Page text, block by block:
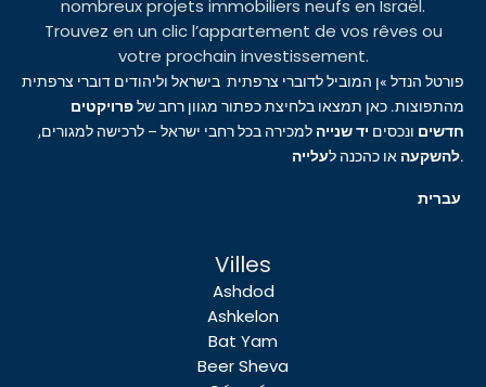
nombreux projets immobiliers neufs en Israël.
Trouvez en un clic l’appartement de vos rêves ou
votre prochain investissement.
פורטל הנדל »ן המוביל לדוברי צרפתית בישראל וליהודים דוברי צרפתית
מהתפוצות. כאן תמצאו בלחיצת כפתור מגוון רחב שלפרויקטים
חדשים ונכסים יד שנייה למכירה בכל רחבי ישראל – לרכישה למגורים,
להשקעה או כהכנה לעלייה .
Villes
Ashdod
Ashkelon
Bat Yam
Beer Sheva